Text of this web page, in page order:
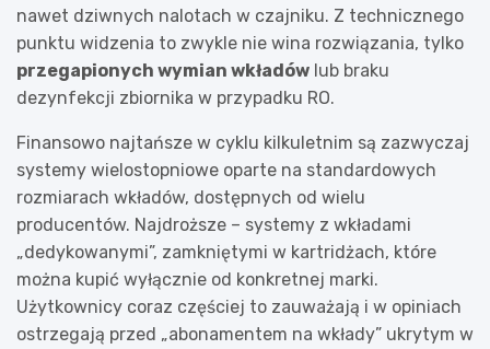
nawet dziwnych nalotach w czajniku. Z technicznego
punktu widzenia to zwykle nie wina rozwiązania, tylko
przegapionych wymian wkładów lub braku
dezynfekcji zbiornika w przypadku RO.
Finansowo najtańsze w cyklu kilkuletnim są zazwyczaj
systemy wielostopniowe oparte na standardowych
rozmiarach wkładów, dostępnych od wielu
producentów. Najdroższe – systemy z wkładami
„dedykowanymi”, zamkniętymi w kartridżach, które
można kupić wyłącznie od konkretnej marki.
Użytkownicy coraz częściej to zauważają i w opiniach
ostrzegają przed „abonamentem na wkłady” ukrytym w